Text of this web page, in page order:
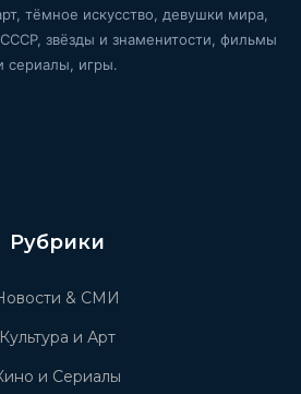
тёмное искусство, девушки мира,
звёзды и знаменитости, фильмы
сериалы, игры.
Рубрики
& СМИ
Культура и Арт
и Сериалы